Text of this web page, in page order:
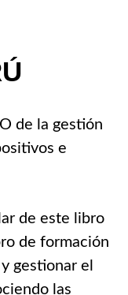
de la gestión
e
de este libro
de formación
gestionar el
las